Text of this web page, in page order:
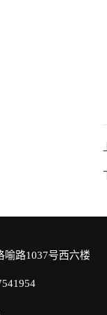
喻路1037号西六楼